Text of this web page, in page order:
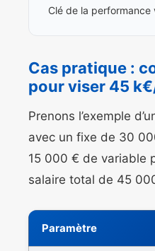
Clé de la
Cas pratique :
pour viser 45
Prenons l’exemple
avec un fixe de 30
15 000 € de variable
salaire total de 45
Paramètre